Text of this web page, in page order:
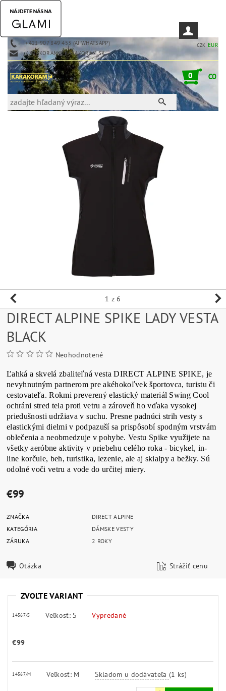
+421 907 849 453 (AJ WHATSAPP)
KARAKORAM@KARAKORAM.SK
CZK EUR
0 €0
1 z 6
DIRECT ALPINE SPIKE LADY VESTA
BLACK
Neohodnotené
Ľahká a skvelá zbaliteľná vesta DIRECT ALPINE SPIKE, je
nevyhnutným partnerom pre akéhokoľvek športovca, turistu či
cestovateľa. Rokmi preverený elastický materiál Swing Cool
ochráni stred tela proti vetru a zároveň ho vďaka vysokej
priedušnosti udržiava v suchu. Presne padnúci strih vesty s
elastickými dielmi v podpazuší sa prispôsobí spodným vrstvám
oblečenia a neobmedzuje v pohybe. Vestu Spike využijete na
všetky aeróbne aktivity v priebehu celého roka - bicykel, in-
line korčule, beh, turistika, lezenie, ale aj skialpy a bežky. Sú
odolné voči vetru a vode do určitej miery.
€99
ZNAČKA
DIRECT ALPINE
KATEGÓRIA
DÁMSKE VESTY
ZÁRUKA
2 ROKY
Otázka Strážiť cenu
ZVOĽTE VARIANT
14567/S Veľkosť: S Vypredané
€99
14567/M Veľkosť: M Skladom u dodávateľa(1 ks)